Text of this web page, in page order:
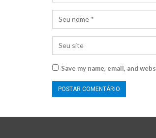
Save my name, email, and